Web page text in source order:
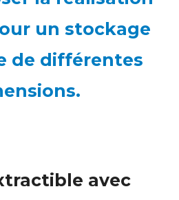
un stockage
de différentes
avec